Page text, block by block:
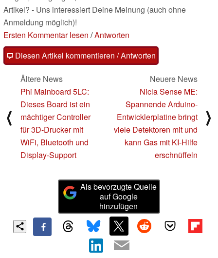
Artikel? - Uns interessiert Deine Meinung (auch ohne
Anmeldung möglich)!
Ersten Kommentar lesen /Antworten
Diesen Artikel kommentieren / Antworten
⟨
Ältere News
Phi Mainboard 5LC:
Dieses Board ist ein
mächtiger Controller
für 3D-Drucker mit
WiFi, Bluetooth und
Display-Support
Neuere News
Nicla Sense ME:
Spannende Arduino-
Entwicklerplatine bringt
viele Detektoren mit und
kann Gas mit KI-Hilfe
erschnüffeln
⟩
Als bevorzugte Quelle
auf Google
hinzufügen